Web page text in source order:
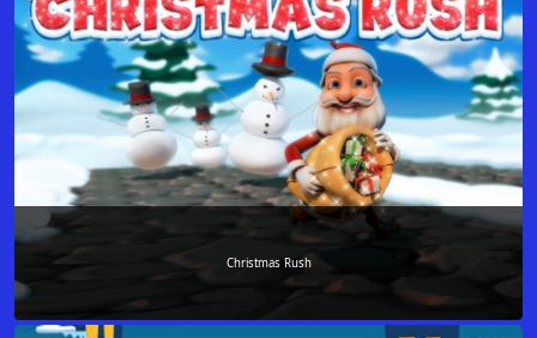
Christmas Rush